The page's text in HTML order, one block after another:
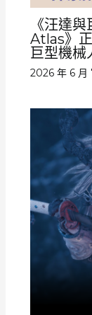
《汪達
Atlas》
巨型機械
2026 年 6 月